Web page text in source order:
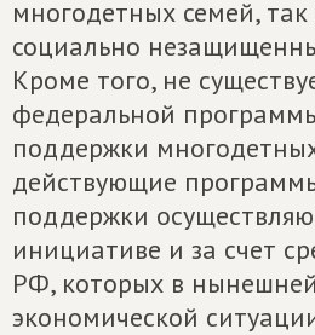
многодетных семей,
социально
Кроме того, не
федеральной
поддержки
действующие
поддержки
инициативе и за счет
РФ, которых в
экономической